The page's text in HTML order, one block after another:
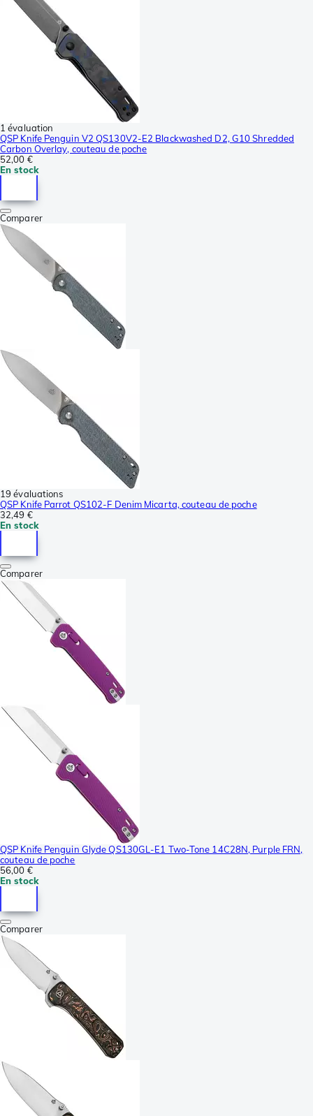
1 évaluation
QSP Knife Penguin V2 QS130V2-E2 Blackwashed D2, G10 Shredded
Carbon Overlay, couteau de poche
52,00 €
En stock
Comparer
19 évaluations
QSP Knife Parrot QS102-F Denim Micarta, couteau de poche
32,49 €
En stock
Comparer
QSP Knife Penguin Glyde QS130GL-E1 Two-Tone 14C28N, Purple FRN,
couteau de poche
56,00 €
En stock
Comparer